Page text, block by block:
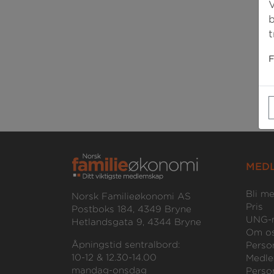
Norsk Familieøkonomi AS
Postboks 184, 4349 Bryne
Hetlandsgata 9, 4344 Bryne
Åpningstid sentralbord:
10-12 & 12.30-14.00
mandag-onsdag
Bli
Pris
Om